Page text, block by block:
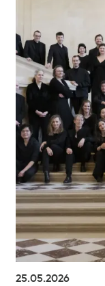
25.05.2026